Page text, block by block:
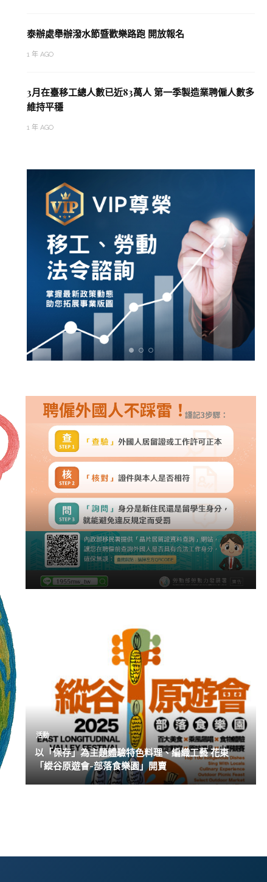
泰辦處舉辦潑水節暨歡樂路跑 開放報名
1 年 AGO
3月在臺移工總人數已近83萬人 第一季製造業聘僱人數多
維持平穩
1 年 AGO
活動
以「保存」為主題體驗特色料理、編織工藝 花東
「縱谷原遊會-部落食樂園」開賣